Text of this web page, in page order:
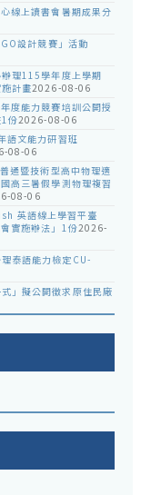
線上讀書會暑期成果分
設計競賽」活動
理115學年度上學期
計畫2026-08-06
度能力競賽培訓公開授
1份2026-08-06
語文能力研習班
08-06
通暨技術型高中物理適
高三暑假學測物理複習
08-06
英語線上學習平臺
實施辦法」1份2026-
泰語能力檢定CU-
」擬公開徵求原住民廠